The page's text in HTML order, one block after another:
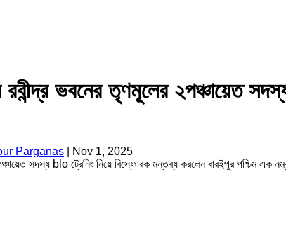
ভবনের তৃণমূলের ২পঞ্চায়েত
Parganas
Nov 1, 2025
সদস্য blo ট্রেনিং নিয়ে বিস্ফোরক মন্তব্য করলেন বারইপুর পশ্চিম এক